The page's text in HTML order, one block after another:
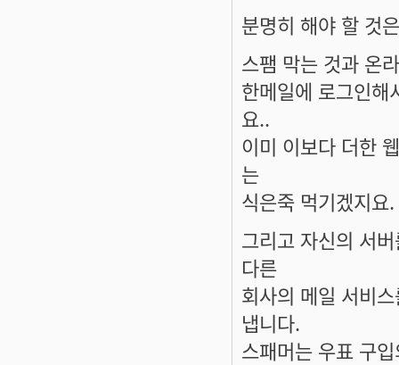
분명히 해야 할 것
스팸 막는 것과 온
한메일에 로그인해
요..
이미 이보다 더한
는
식은죽 먹기겠지요.
그리고 자신의 서
다른
회사의 메일 서비
냅니다.
스패머는 우표 구